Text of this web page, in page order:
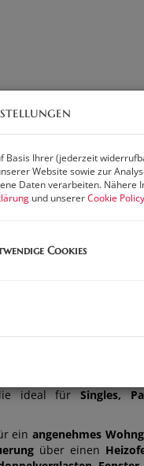
Zuhause in 3124
mit einer
ideal fürSingles,
ein angenehmes
über einen
Basis Ihrer (jederzeit
Website sowie zur
Daten verarbeiten. Nähere
und unsererCookie Policy
Cookies